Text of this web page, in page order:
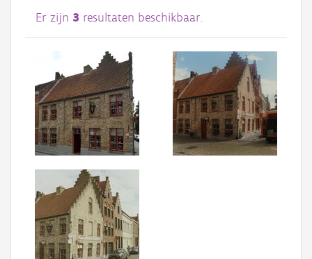
Afbeeldingen
#BeeldIndeKijker
Hergebruik
Over ons
Aanmelden
Er zijn 3 resultaten beschikbaar.